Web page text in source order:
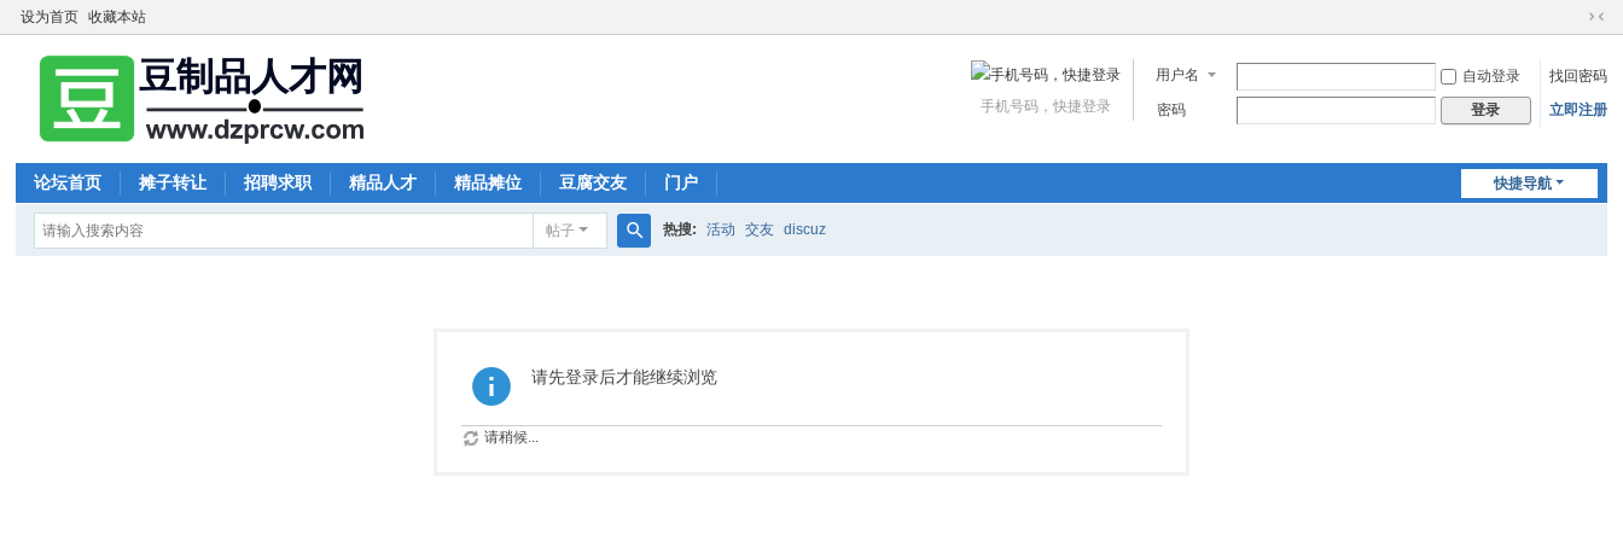
设为首页 收藏本站
切
到
窄
用户名 自动登录
找回密码
密码
登录 立即注册
手机号码，快捷登录
快捷导航
论坛首页 摊子转让 招聘求职 精品人才 精品摊位 豆腐交友 门户
帖子 热搜: 活动 交友 discuz
请先登录后才能继续浏览
请稍候...